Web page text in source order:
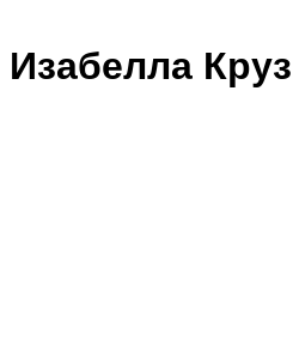
Изабелла Круз